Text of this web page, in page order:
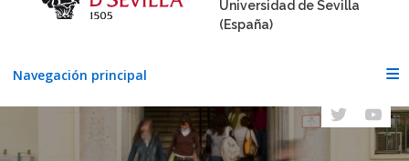
Universidad de Sevilla
(España)
Navegación principal